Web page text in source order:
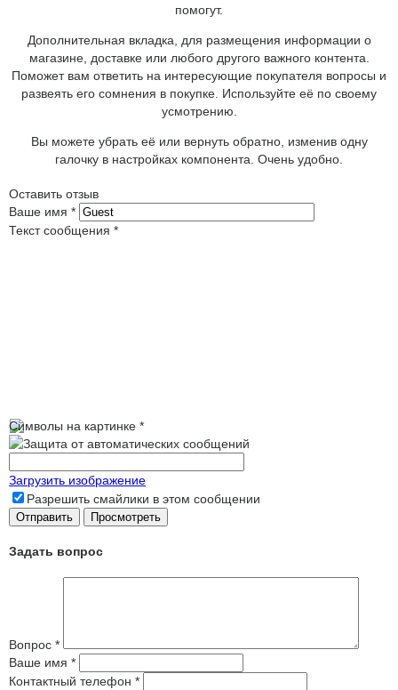
помогут.
Дополнительная вкладка, для размещения информации о
магазине, доставке или любого другого важного контента.
Поможет вам ответить на интересующие покупателя вопросы и
развеять его сомнения в покупке. Используйте её по своему
усмотрению.
Вы можете убрать её или вернуть обратно, изменив одну
галочку в настройках компонента. Очень удобно.
Оставить отзыв
Ваше имя *
Текст сообщения *
Символы на картинке *
Загрузить изображение
Разрешить смайлики в этом сообщении
Задать вопрос
Вопрос *
Ваше имя *
Контактный телефон *